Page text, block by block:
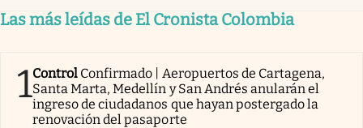
Las más leídas de El Cronista Colombia
1Control Confirmado | Aeropuertos de Cartagena,
Santa Marta, Medellín y San Andrés anularán el
ingreso de ciudadanos que hayan postergado la
renovación del pasaporte